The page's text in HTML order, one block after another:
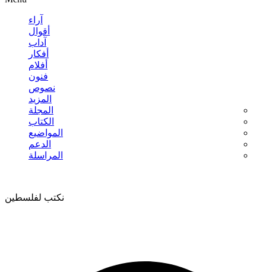
آراء
أقوال
آداب
أفكار
أفلام
فنون
نصوص
المزيد
المجلة
الكتاب
المواضيع
الدعم
المراسلة
نكتب لفلسطين